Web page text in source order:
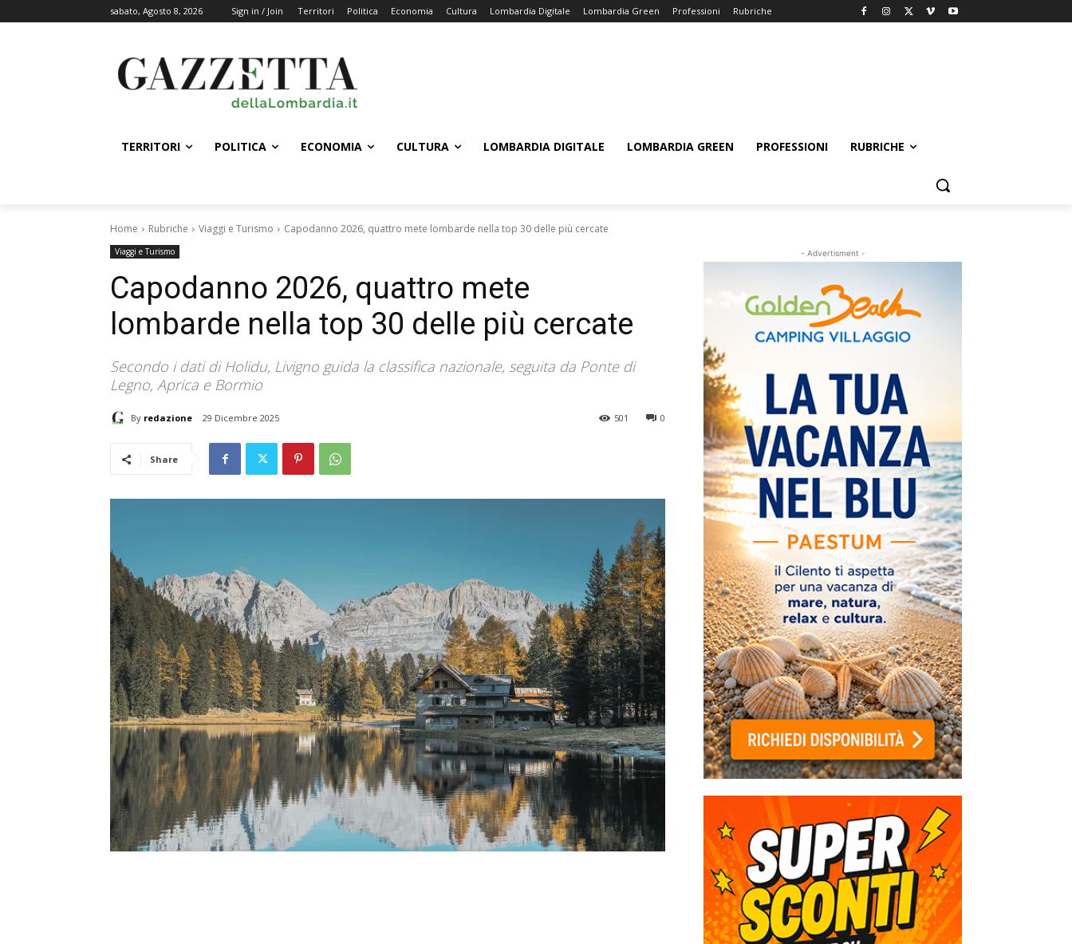
sabato, Agosto 8, 2026 Sign in / Join Territori Politica Economia Cultura Lombardia Digitale Lombardia Green Professioni Rubriche
TERRITORI POLITICA ECONOMIA CULTURA LOMBARDIA DIGITALE LOMBARDIA GREEN PROFESSIONI RUBRICHE
Home Rubriche Viaggi e Turismo Capodanno 2026, quattro mete lombarde nella top 30 delle più cercate
Viaggi e Turismo
Capodanno 2026, quattro mete
lombarde nella top 30 delle più cercate
Secondo i dati di Holidu, Livigno guida la classifica nazionale, seguita da Ponte di
Legno, Aprica e Bormio
By redazione 29 Dicembre 2025 0
501
Share
- Advertisment -